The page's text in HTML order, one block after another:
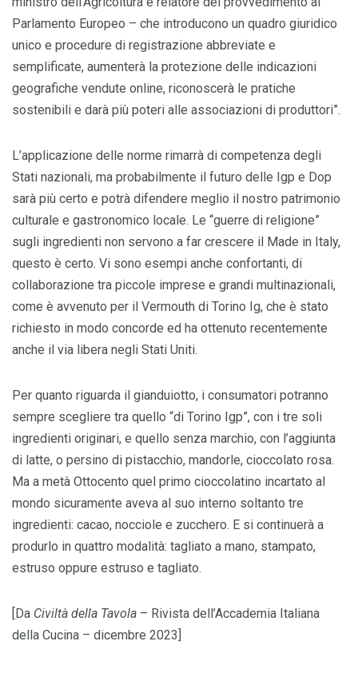
Parlamento Europeo – che introducono un quadro giuridico
unico e procedure di registrazione abbreviate e
semplificate, aumenterà la protezione delle indicazioni
geografiche vendute online, riconoscerà le pratiche
sostenibili e darà più poteri alle associazioni di produttori”.
L’applicazione delle norme rimarrà di competenza degli
Stati nazionali, ma probabilmente il futuro delle Igp e Dop
sarà più certo e potrà difendere meglio il nostro patrimonio
culturale e gastronomico locale. Le “guerre di religione”
sugli ingredienti non servono a far crescere il Made in Italy,
questo è certo. Vi sono esempi anche confortanti, di
collaborazione tra piccole imprese e grandi multinazionali,
come è avvenuto per il Vermouth di Torino Ig, che è stato
richiesto in modo concorde ed ha ottenuto recentemente
anche il via libera negli Stati Uniti.
Per quanto riguarda il gianduiotto, i consumatori potranno
sempre scegliere tra quello “di Torino Igp”, con i tre soli
ingredienti originari, e quello senza marchio, con l’aggiunta
di latte, o persino di pistacchio, mandorle, cioccolato rosa.
Ma a metà Ottocento quel primo cioccolatino incartato al
mondo sicuramente aveva al suo interno soltanto tre
ingredienti: cacao, nocciole e zucchero. E si continuerà a
produrlo in quattro modalità: tagliato a mano, stampato,
estruso oppure estruso e tagliato.
[Da Civiltà della Tavola – Rivista dell’Accademia Italiana
della Cucina – dicembre 2023]